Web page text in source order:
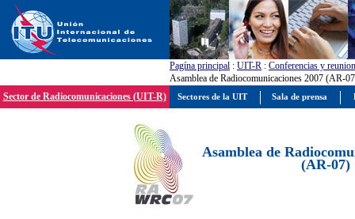
Pagína principal : UIT-R : Conferencias y
Asamblea de Radiocomunicaciones 2007 (AR-
Sector de Radiocomunicaciones (UIT-R)
Asamblea de
(AR-07)
Sectores de la UIT Sala de prensa